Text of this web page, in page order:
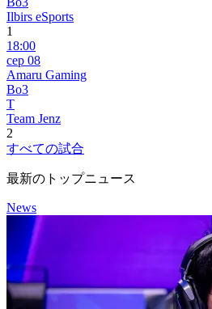
Ilbirs eSports
1
18:00
сер 08
Amaru Gaming
Bo3
T
Team Jenz
2
すべての試合
最新のトップニュース
News